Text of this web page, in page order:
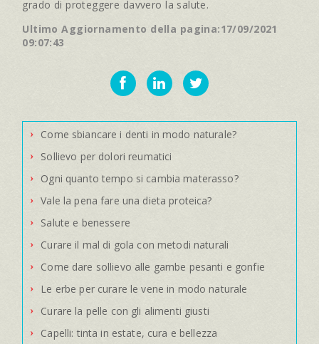
Come sbiancare i denti in modo naturale?
Sollievo per dolori reumatici
Ogni quanto tempo si cambia materasso?
Vale la pena fare una dieta proteica?
Salute e benessere
Curare il mal di gola con metodi naturali
Come dare sollievo alle gambe pesanti e gonfie
Le erbe per curare le vene in modo naturale
Curare la pelle con gli alimenti giusti
Capelli: tinta in estate, cura e bellezza
grado di proteggere davvero la salute.
Ultimo Aggiornamento della pagina:17/09/2021
09:07:43